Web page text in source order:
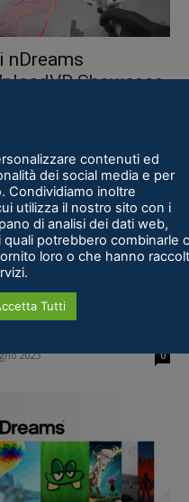
nDreams
Showcase
VR
2023 0
contenuti ed
dei social media e per
Condividiamo inoltre
utilizza il nostro sito con i
di analisi dei dati web,
quali potrebbero combinarle
loro o che hanno
Tutti